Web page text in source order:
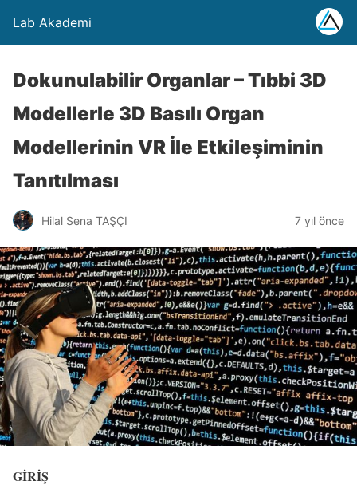
Lab Akademi
Dokunulabilir Organlar – Tıbbi 3D
Modellerle 3D Basılı Organ
Modellerinin VR İle Etkileşiminin
Tanıtılması
Hilal Sena TAŞÇI 7 yıl önce
GİRİŞ